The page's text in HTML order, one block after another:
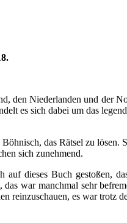
den Niederlanden und der
es sich dabei um das
das Rätsel zu lösen.
sich zunehmend.
dieses Buch gestoßen,
war manchmal sehr
es war trotz